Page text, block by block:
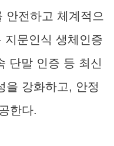
안전하고 체계적으
지문인식 생체인증
단말 인증 등 최신
을 강화하고, 안정
한다.